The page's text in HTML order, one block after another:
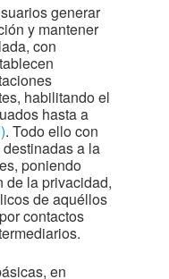
generar
y mantener
con
habilitando el
hasta a
. Todo ello con
a la
poniendo
de la privacidad,
de aquéllos
contactos
en